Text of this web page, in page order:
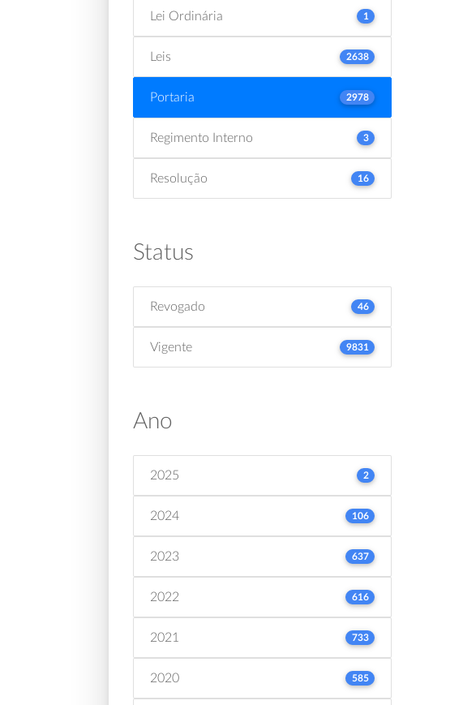
Lei Ordinária 1
Leis 2638
Portaria 2978
Regimento Interno 3
Resolução 16
Status
Revogado 46
Vigente 9831
Ano
2025 2
2024 106
2023 637
2022 616
2021 733
2020 585